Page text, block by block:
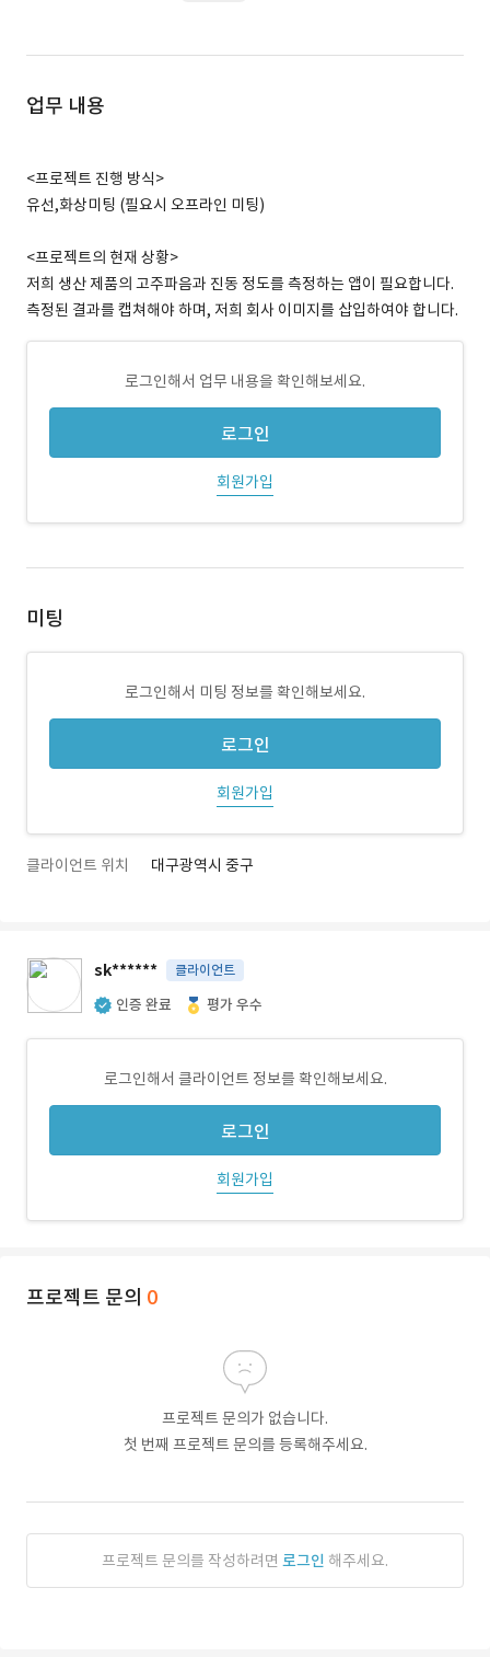
업무 내용
<프로젝트 진행 방식>
유선,화상미팅 (필요시 오프라인 미팅)
<프로젝트의 현재 상황>
저희 생산 제품의 고주파음과 진동 정도를 측정하는 앱이 필요합니다.
측정된 결과를 캡쳐해야 하며, 저희 회사 이미지를 삽입하여야 합니다.
로그인해서 업무 내용을 확인해보세요.
로그인
회원가입
미팅
로그인해서 미팅 정보를 확인해보세요.
로그인
회원가입
클라이언트 위치 대구광역시 중구
sk****** 클라이언트
인증 완료 평가 우수
로그인해서 클라이언트 정보를 확인해보세요.
로그인
회원가입
프로젝트 문의 0
프로젝트 문의가 없습니다.
첫 번째 프로젝트 문의를 등록해주세요.
프로젝트 문의를 작성하려면 로그인 해주세요.